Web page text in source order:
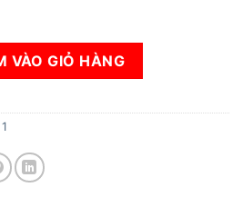
số lượng
VÀO GIỎ HÀNG